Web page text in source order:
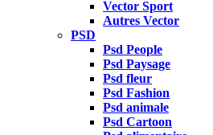
Vector Sport
Autres Vector
PSD
Psd People
Psd Paysage
Psd fleur
Psd Fashion
Psd animale
Psd Cartoon